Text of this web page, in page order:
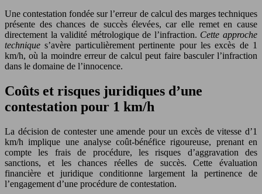
Une contestation fondée sur l’erreur de calcul des marges techniques
présente des chances de succès élevées, car elle remet en cause
directement la validité métrologique de l’infraction. Cette approche
technique s’avère particulièrement pertinente pour les excès de 1
km/h, où la moindre erreur de calcul peut faire basculer l’infraction
dans le domaine de l’innocence.
Coûts et risques juridiques d’une
contestation pour 1 km/h
La décision de contester une amende pour un excès de vitesse d’1
km/h implique une analyse coût-bénéfice rigoureuse, prenant en
compte les frais de procédure, les risques d’aggravation des
sanctions, et les chances réelles de succès. Cette évaluation
financière et juridique conditionne largement la pertinence de
l’engagement d’une procédure de contestation.